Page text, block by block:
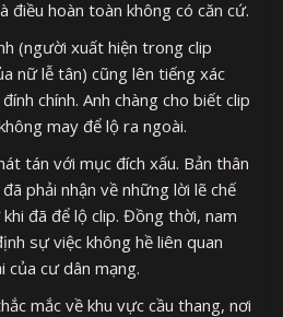
điều hoàn toàn không có căn cứ.
(người xuất hiện trong clip
nữ lễ tân) cũng lên tiếng xác
chính. Anh chàng cho biết clip
may để lộ ra ngoài.
tán với mục đích xấu. Bản thân
phải nhận về những lời lẽ chế
đã để lộ clip. Đồng thời, nam
sự việc không hề liên quan
của cư dân mạng.
mắc về khu vực cầu thang, nơi